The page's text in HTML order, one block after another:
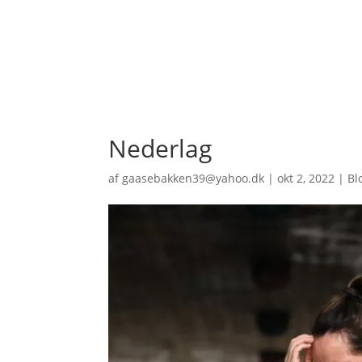
Nederlag
afgaasebakken39@yahoo.dk |okt 2, 2022 |